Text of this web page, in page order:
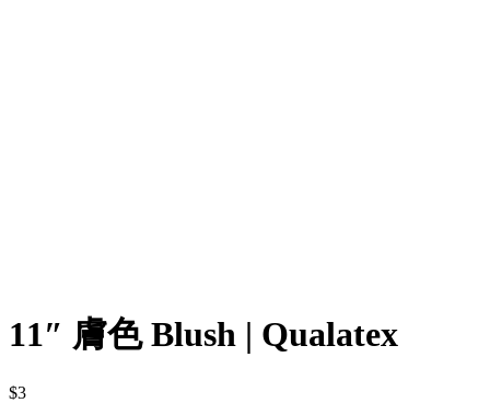
11″ 膚色 Blush | Qualatex
$3